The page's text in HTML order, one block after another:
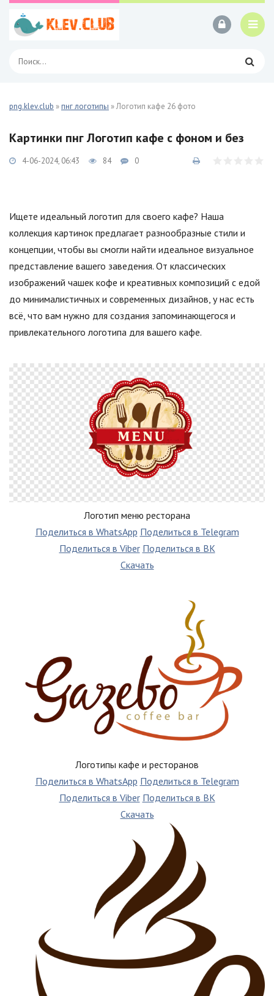
png.klev.club »пнг логотипы » Логотип кафе 26 фото
Картинки пнг Логотип кафе с фоном и без
4-06-2024, 06:43 84 0
Ищете идеальный логотип для своего кафе? Наша
коллекция картинок предлагает разнообразные стили и
концепции, чтобы вы смогли найти идеальное визуальное
представление вашего заведения. От классических
изображений чашек кофе и креативных композиций с едой
до минималистичных и современных дизайнов, у нас есть
всё, что вам нужно для создания запоминающегося и
привлекательного логотипа для вашего кафе.
Логотип меню ресторана
Поделиться в WhatsApp Поделиться в Telegram
Поделиться в Viber Поделиться в ВК
Скачать
Логотипы кафе и ресторанов
Поделиться в WhatsApp Поделиться в Telegram
Поделиться в Viber Поделиться в ВК
Скачать